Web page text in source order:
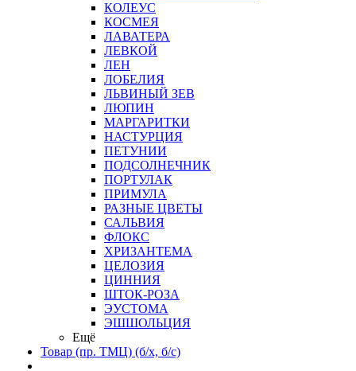
КОЛЕУС
КОСМЕЯ
ЛАВАТЕРА
ЛЕВКОЙ
ЛЕН
ЛОБЕЛИЯ
ЛЬВИНЫЙ ЗЕВ
ЛЮПИН
МАРГАРИТКИ
НАСТУРЦИЯ
ПЕТУНИИ
ПОДСОЛНЕЧНИК
ПОРТУЛАК
ПРИМУЛА
РАЗНЫЕ ЦВЕТЫ
САЛЬВИЯ
ФЛОКС
ХРИЗАНТЕМА
ЦЕЛОЗИЯ
ЦИННИЯ
ШТОК-РОЗА
ЭУСТОМА
ЭШШОЛЬЦИЯ
Ещё
Товар (пр. ТМЦ) (б/х, б/с)